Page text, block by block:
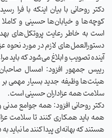
دکتر روحانی با بیان اینکه با فرا
کوچه‌ها و خیابان‌ها حسینی و
است به خاطر رعایت پروتکل‌های
دستورالعمل‌های لازم در مورد نحوه
آینده تصویب و ابلاغ می‌شود که باید
رییس جمهور افزود: امسال
هیئت‌ها وظیفه جدید بسیار مهمی بر
سلامت همه عزاداران حسینی است.
دکتر روحانی افزود: همه جوامع
همه باید همکاری کنند تا سلامت
هستند که بهانه‌ای پیدا کنند ما